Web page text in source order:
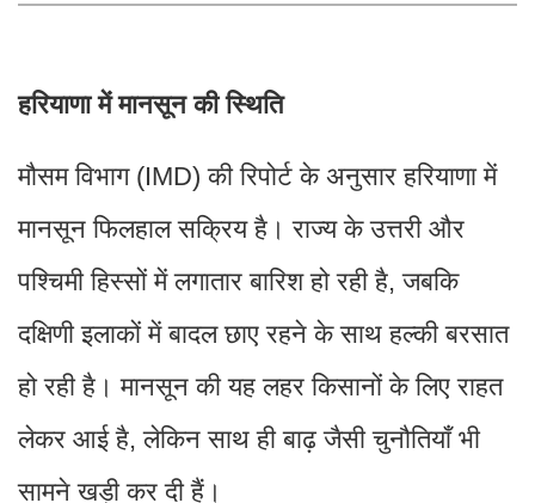
भर्ती, 10वीं व 12वीं पास फटाफट देखें पूरी डिटेल
हरियाणा में मानसून की स्थिति
मौसम विभाग (IMD) की रिपोर्ट के अनुसार हरियाणा में
मानसून फिलहाल सक्रिय है। राज्य के उत्तरी और
पश्चिमी हिस्सों में लगातार बारिश हो रही है, जबकि
दक्षिणी इलाकों में बादल छाए रहने के साथ हल्की बरसात
हो रही है। मानसून की यह लहर किसानों के लिए राहत
लेकर आई है, लेकिन साथ ही बाढ़ जैसी चुनौतियाँ भी
सामने खड़ी कर दी हैं।